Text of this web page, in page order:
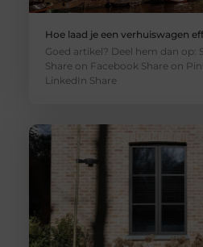
Hoe laad je een verhuiswagen
Goed artikel? Deel hem dan op:
Share on Facebook Share on
LinkedIn Share